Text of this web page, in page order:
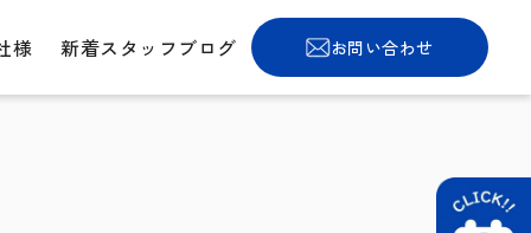
様 新着スタッフブログ お問い合わせ